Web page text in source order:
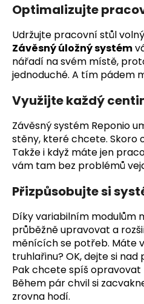
Optimalizujte
Udržujte pracovní stůl
Závěsný úložný systém
nářadí na svém místě,
jednoduché. A tím pádem
Využijte každý
Závěsný systém Reponio
stěny, které chcete. Skoro
Takže i když máte jen
vám tam bez problémů
Přizpůsobujte si
Díky variabilním modulům
průběžně upravovat a
měnících se potřeb. Máte
truhlařinu? OK, dejte si
Pak chcete spíš opravovat
Během pár chvil si
zrovna hodí.